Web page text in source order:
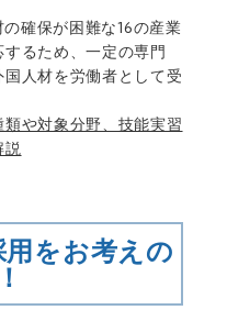
確保が困難な16の産業
るため、一定の専門
人材を労働者として受
や対象分野、技能実習
説
をお考えの